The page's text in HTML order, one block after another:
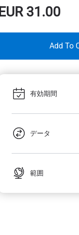
31.00
Add To
有効期間
データ
範囲